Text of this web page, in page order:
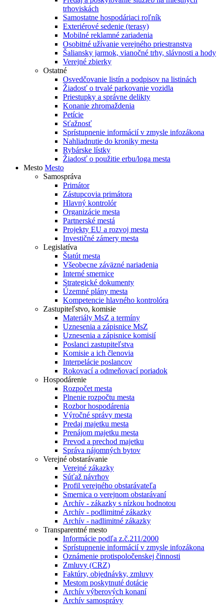
trhoviskách
Samostatne hospodáriaci roľník
Exteriérové sedenie (terasy)
Mobilné reklamné zariadenia
Osobitné užívanie verejného priestranstva
Šaliansky jarmok, vianočné trhy, slávnosti a hody
Verejné zbierky
Ostatné
Osvedčovanie listín a podpisov na listinách
Žiadosť o trvalé parkovanie vozidla
Priestupky a správne delikty
Konanie zhromaždenia
Petície
Sťažnosť
Sprístupnenie informácií v zmysle infozákona
Nahliadnutie do kroniky mesta
Rybárske lístky
Žiadosť o použitie erbu/loga mesta
Mesto Mesto
Samospráva
Primátor
Zástupcovia primátora
Hlavný kontrolór
Organizácie mesta
Partnerské mestá
Projekty EU a rozvoj mesta
Investičné zámery mesta
Legislatíva
Štatút mesta
Všeobecne záväzné nariadenia
Interné smernice
Strategické dokumenty
Územné plány mesta
Kompetencie hlavného kontrolóra
Zastupiteľstvo, komisie
Materiály MsZ a termíny
Uznesenia a zápisnice MsZ
Uznesenia a zápisnice komisií
Poslanci zastupiteľstva
Komisie a ich členovia
Interpelácie poslancov
Rokovací a odmeňovací poriadok
Hospodárenie
Rozpočet mesta
Plnenie rozpočtu mesta
Rozbor hospodárenia
Výročné správy mesta
Predaj majetku mesta
Prenájom majetku mesta
Prevod a prechod majetku
Správa nájomných bytov
Verejné obstarávanie
Verejné zákazky
Súťaž návrhov
Profil verejného obstarávateľa
Smernica o verejnom obstarávaní
Archív - zákazky s nízkou hodnotou
Archív - podlimitné zákazky
Archív - nadlimitné zákazky
Transparentné mesto
Informácie podľa z.č.211/2000
Sprístupnenie informácií v zmysle infozákona
Oznámenie protispoločenskej činnosti
Zmluvy (CRZ)
Faktúry, objednávky, zmluvy
Mestom poskytnuté dotácie
Archív výberových konaní
Archív samosprávy